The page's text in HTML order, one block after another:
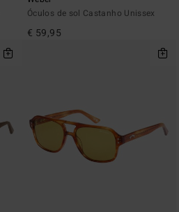
Óculos de sol Castanho Unissex
€ 59,95